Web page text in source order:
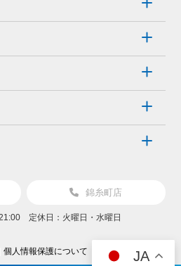
錦糸町店
定休日：火曜日・水曜日
個人情報保護について JA